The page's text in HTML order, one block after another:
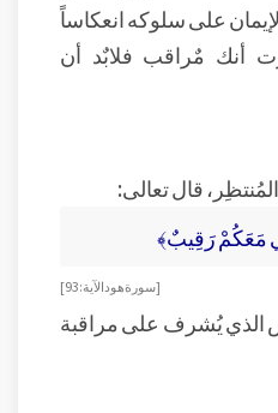
على سلوكه انعكاساً
أنك مٌراقب فلابٌد أن
قال تعالى:
مَعَكُمْ رَقِيبٌ﴾
[ سورة هود الآية: 93]
الذي يُشرف على مراقبة